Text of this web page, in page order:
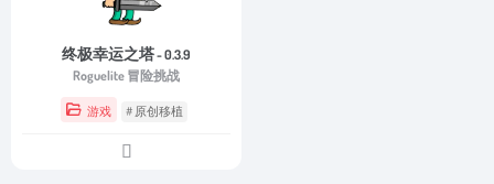
终极幸运之塔- 0.3.9
Roguelite 冒险挑战
游戏 # 原创移植